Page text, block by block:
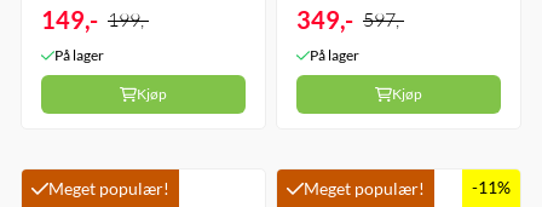
149,- 199,-
På lager
Kjøp
349,- 597,-
På lager
Kjøp
Meget populær! Meget populær! -11%